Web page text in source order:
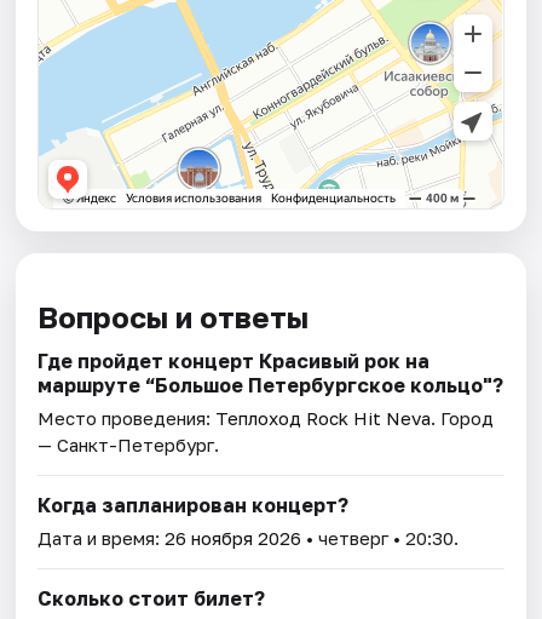
Вопросы и ответы
Где пройдет концерт Красивый рок на
маршруте “Большое Петербургское кольцо"?
Место проведения: Теплоход Rock Hit Neva. Город
— Санкт-Петербург.
Когда запланирован концерт?
Дата и время:26 ноября 2026 • четверг • 20:30.
Сколько стоит билет?